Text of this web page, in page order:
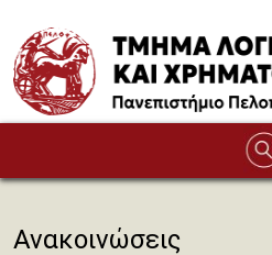
Ανακοινώσεις